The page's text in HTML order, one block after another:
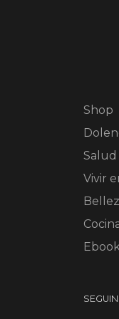
Shop
Salud
Vivir